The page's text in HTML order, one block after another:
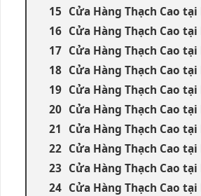
Cửa Hàng Thạch Cao
Cửa Hàng Thạch Cao
Cửa Hàng Thạch Cao
Cửa Hàng Thạch Cao
Cửa Hàng Thạch Cao tại
Cửa Hàng Thạch Cao
Cửa Hàng Thạch Cao
Cửa Hàng Thạch Cao
Cửa Hàng Thạch Cao
Cửa Hàng Thạch Cao